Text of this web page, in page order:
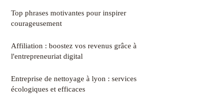
Top phrases motivantes pour inspirer
courageusement
Affiliation : boostez vos revenus grâce à
l'entrepreneuriat digital
Entreprise de nettoyage à lyon : services
écologiques et efficaces